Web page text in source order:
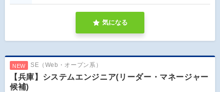
気になる
NEW SE（Web・オープン系）
【兵庫】システムエンジニア(リーダー・マネージャー
候補)